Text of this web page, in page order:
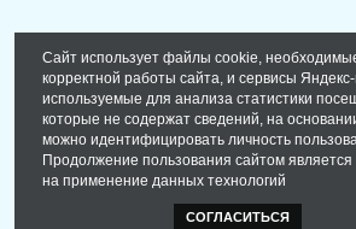
Сайт использует файлы cookie,
корректной работы сайта, и сервисы Яндекс-
используемые для анализа статистики
которые не содержат сведений, на
можно идентифицировать личность
Продолжение пользования сайтом является
на применение данных технологий
СОГЛАСИТЬСЯ